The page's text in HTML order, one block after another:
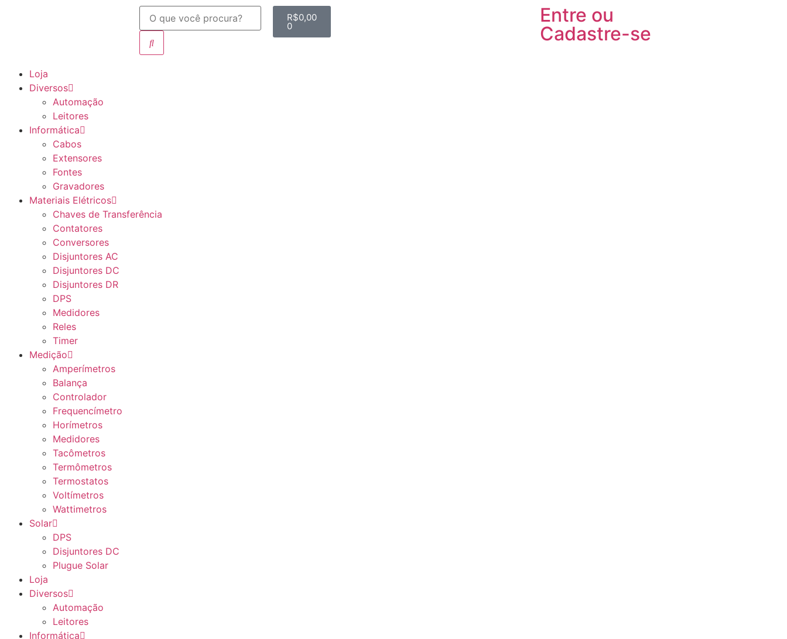
R$0,00
0
Entre ou
Cadastre-se
Loja
Diversos
Automação
Leitores
Informática
Cabos
Extensores
Fontes
Gravadores
Materiais Elétricos
Chaves de Transferência
Contatores
Conversores
Disjuntores AC
Disjuntores DC
Disjuntores DR
DPS
Medidores
Reles
Timer
Medição
Amperímetros
Balança
Controlador
Frequencímetro
Horímetros
Medidores
Tacômetros
Termômetros
Termostatos
Voltímetros
Wattimetros
Solar
DPS
Disjuntores DC
Plugue Solar
Loja
Diversos
Automação
Leitores
Informática